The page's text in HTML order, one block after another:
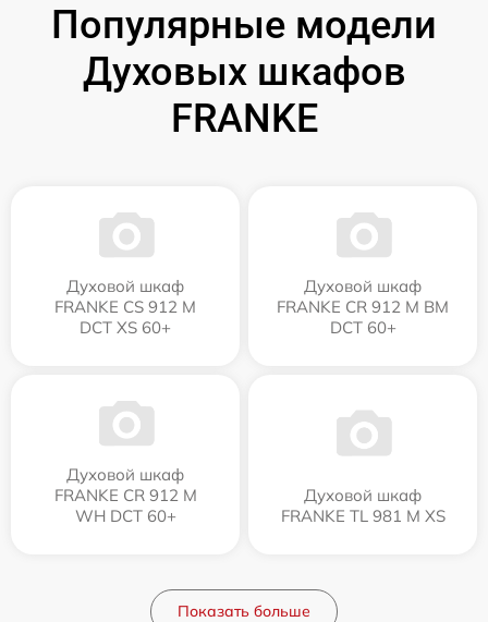
Популярные модели
Духовых шкафов
FRANKE
Духовой шкаф
FRANKE CS 912 M
DCT XS 60+
Духовой шкаф
FRANKE CR 912 M BM
DCT 60+
Духовой шкаф
FRANKE CR 912 M
WH DCT 60+
Духовой шкаф
FRANKE TL 981 M XS
Показать больше